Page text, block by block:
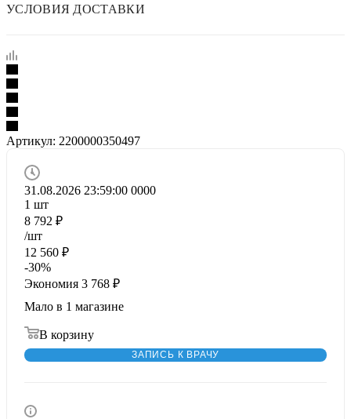
УСЛОВИЯ ДОСТАВКИ
Артикул: 2200000350497
31.08.2026 23:59:00 0000
1 шт
8 792 ₽
/шт
12 560 ₽
-30%
Экономия 3 768 ₽
Мало в 1 магазине
В корзину
ЗАПИСЬ К ВРАЧУ